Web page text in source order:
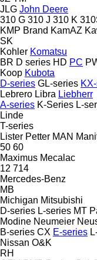
JLG John Deere
310 G 310 J 310 K
KMP Brand KamAZ
SK
Kohler Komatsu
BR D series HD PC
Koop Kubota
D-series GL-series
Lebrero Libra Liebherr
A-series K-Series L-
Linde
T-series
Lister Petter MAN
50 60
Maximus Mecalac
12 714
Mercedes-Benz
MB
Michigan Mitsubishi
D-series L-series MT
Modine Neumeier
B-series CX E-series
Nissan O&K
RH